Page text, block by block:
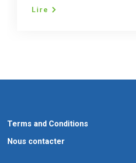
Lire
Terms and Conditions
Nous contacter